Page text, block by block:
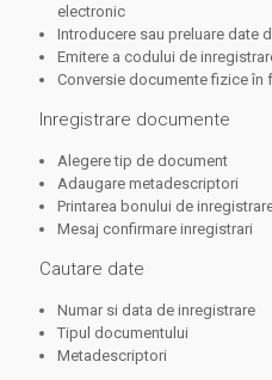
electronic
Introducere sau preluare date
Emitere a codului de
Conversie documente fizice în
Inregistrare documente
Alegere tip de document
Adaugare metadescriptori
Printarea bonului de
Mesaj confirmare inregistrari
Cautare date
Numar si data de inregistrare
Tipul documentului
Metadescriptori